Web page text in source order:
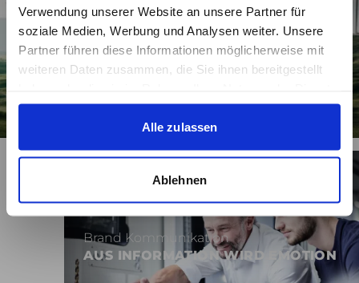
Verwendung unserer Website an unsere Partner für
soziale Medien, Werbung und Analysen weiter. Unsere
Partner führen diese Informationen möglicherweise mit
weiteren Daten zusammen, die Sie ihnen bereitgestellt
gesammelt haben.
Alle zulassen
Ablehnen
Brand Kommunikation
TRANSPARENTE
NACHHALTIGKEITSKOMMUNIKATION
Brand Kommunikation
AUS INFORMATION WIRD EMOTION